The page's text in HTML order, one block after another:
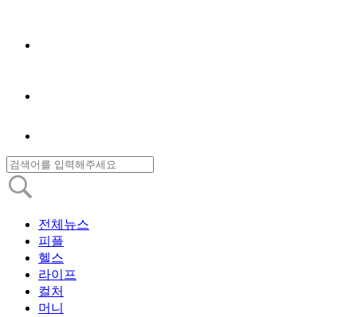
전체뉴스
피플
헬스
라이프
컬처
머니